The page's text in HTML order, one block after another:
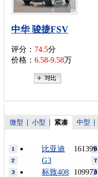
中华 骏捷FSV
评分： 74.5分
价格： 6.58-9.58万
微型 小型 紧凑 中型
161399
比亚迪
G3
109973
标致408